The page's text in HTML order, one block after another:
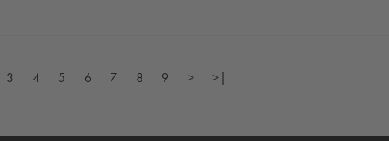
3 4 5 6 7 8 9 > >|